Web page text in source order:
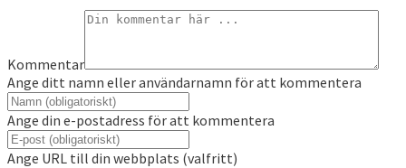
Kommentar
Ange ditt namn eller användarnamn för att kommentera
Ange din e-postadress för att kommentera
Ange URL till din webbplats (valfritt)